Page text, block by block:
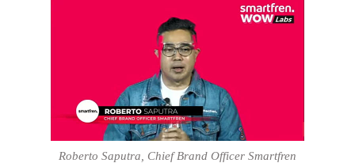
Roberto Saputra, Chief Brand Officer Smartfren